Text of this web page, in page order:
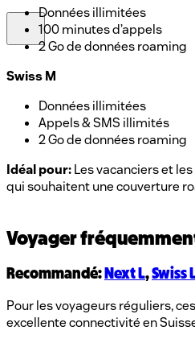
Données illimitées
100 minutes d’appels
2 Go de données roaming
Swiss M
Données illimitées
Appels & SMS illimités
2 Go de données roaming
Idéal pour:Les vacanciers et
qui souhaitent une couverture
Voyager
Recommandé: Next L,Swiss
Pour les voyageurs réguliers,
excellente connectivité en